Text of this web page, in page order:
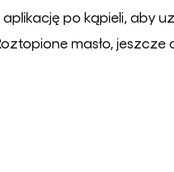
po kąpieli, aby
masło, jeszcze